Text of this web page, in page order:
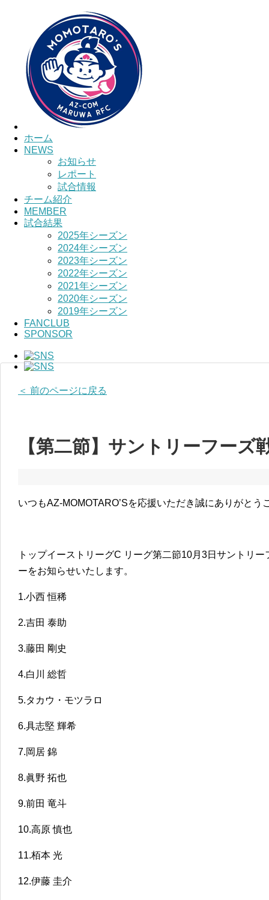
ホーム
NEWS
お知らせ
レポート
試合情報
チーム紹介
MEMBER
試合結果
2025年シーズン
2024年シーズン
2023年シーズン
2022年シーズン
2021年シーズン
2020年シーズン
2019年シーズン
FANCLUB
SPONSOR
＜ 前のページに戻る
【第二節】サントリーフーズ
いつもAZ-MOMOTARO’Sを応援いただき誠にありがとう
トップイーストリーグC リーグ第二節10月3日サントリ
ーをお知らせいたします。
1.小西 恒稀
2.吉田 泰助
3.藤田 剛史
4.白川 総哲
5.タカウ・モツラロ
6.具志堅 輝希
7.岡居 錦
8.眞野 拓也
9.前田 竜斗
10.高原 慎也
11.栢本 光
12.伊藤 圭介